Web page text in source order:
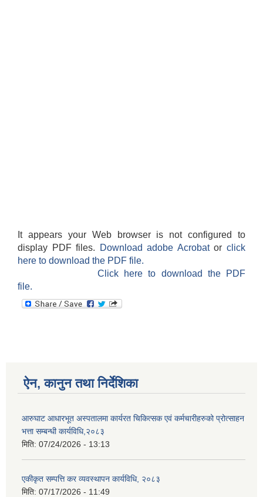
It appears your Web browser is not configured to
display PDF files.
Download adobe Acrobatorclick
here to download the PDF file.
Click here to download the PDF
file.
ऐन, कानुन तथा निर्देशिका
आरुघाट आधारभूत अस्पतालमा कार्यरत चिकित्सक एवं कर्मचारीहरुको प्रोत्साहन
भत्ता सम्बन्धी कार्यविधि,२०८३
मिति: 07/24/2026 - 13:13
एकीकृत सम्पत्ति कर व्यवस्थापन कार्यविधि, २०८३
मिति: 07/17/2026 - 11:49